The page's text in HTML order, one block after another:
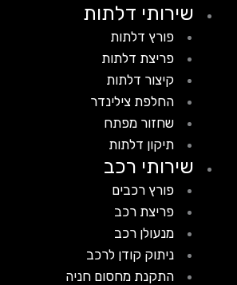
שירותי דלתות
פורץ דלתות
פריצת דלתות
קיצור דלתות
החלפת צילינדר
שחזור מפתח
תיקון דלתות
שירותי רכב
פורץ רכבים
פריצת רכב
מנעולן רכב
ניתוק קודן לרכב
התקנת מחסום חניה